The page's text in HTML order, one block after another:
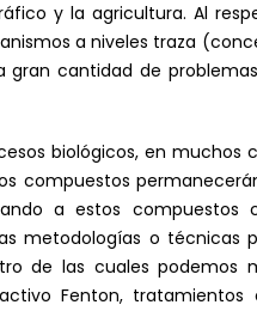
y la agricultura. Al
a niveles traza
cantidad de
biológicos, en muchos
compuestos
a estos compuestos
metodologías o técnicas
de las cuales podemos
Fenton, tratamientos